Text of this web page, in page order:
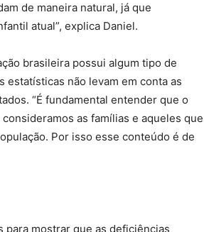
de maneira natural, já que
atual”, explica Daniel.
brasileira possui algum tipo de
estatísticas não levam em conta as
“É fundamental entender que o
as famílias e aqueles que
Por isso esse conteúdo é de
para mostrar que as deficiências